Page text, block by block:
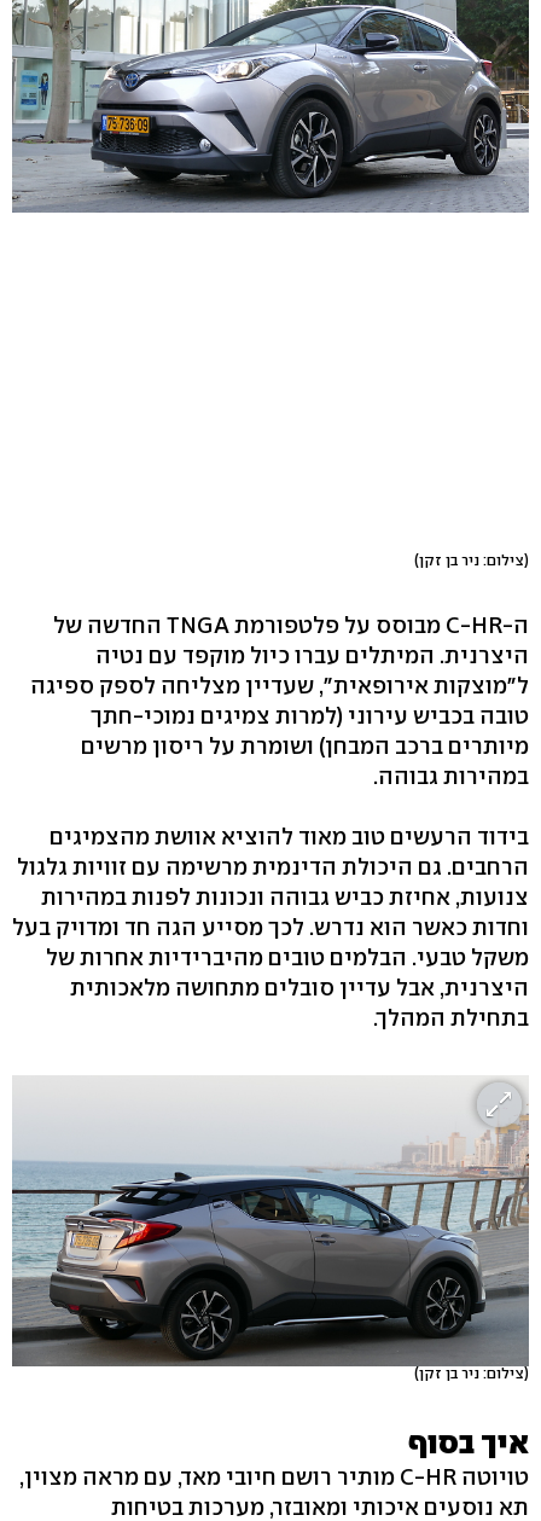
(צילום: ניר בן זקן)
ה-C-HR מבוסס על פלטפורמת TNGA החדשה של
היצרנית. המיתלים עברו כיול מוקפד עם נטיה
ל"מוצקות אירופאית", שעדיין מצליחה לספק ספיגה
טובה בכביש עירוני (למרות צמיגים נמוכי-חתך
מיותרים ברכב המבחן) ושומרת על ריסון מרשים
במהירות גבוהה.
בידוד הרעשים טוב מאוד להוציא אוושת מהצמיגים
הרחבים. גם היכולת הדינמית מרשימה עם זוויות גלגול
צנועות, אחיזת כביש גבוהה ונכונות לפנות במהירות
וחדות כאשר הוא נדרש. לכך מסייע הגה חד ומדויק בעל
משקל טבעי. הבלמים טובים מהיברידיות אחרות של
היצרנית, אבל עדיין סובלים מתחושה מלאכותית
בתחילת המהלך.
(צילום: ניר בן זקן)
איך בסוף
טויוטה C-HR מותיר רושם חיובי מאד, עם מראה מצוין,
תא נוסעים איכותי ומאובזר, מערכות בטיחות